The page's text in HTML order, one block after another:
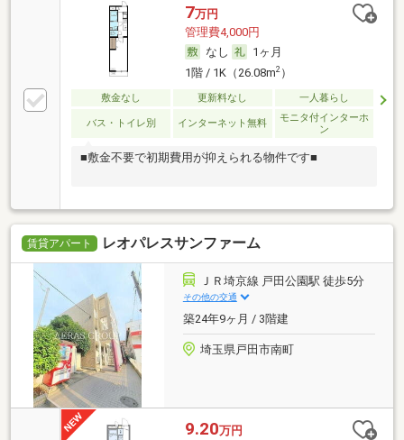
7万円
管理費4,000円
なし
1ヶ月
1階 / 1K（26.08m2）
敷金なし 更新料なし 一人暮らし
バス・トイレ別 インターネット無料
モニタ付インターホ
ン
■敷金不要で初期費用が抑えられる物件です■
賃貸アパート レオパレスサンファーム
ＪＲ埼京線 戸田公園駅 徒歩5分
その他の交通
築24年9ヶ月 / 3階建
埼玉県戸田市南町
9.20万円